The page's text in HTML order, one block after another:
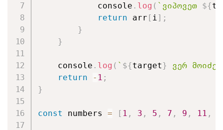
            console
. log ( ` ვიპოვეთ ${
return arr [ i] ;
}
}
    console
. log ( ` ${target} ვერ
return
- 1 ;
}
const numbers = [ 1 , 3 , 5 , 7 , 9 , 11 ,